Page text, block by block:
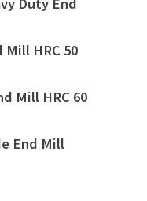
Mill HRC 50
Mill HRC 60
End Mill